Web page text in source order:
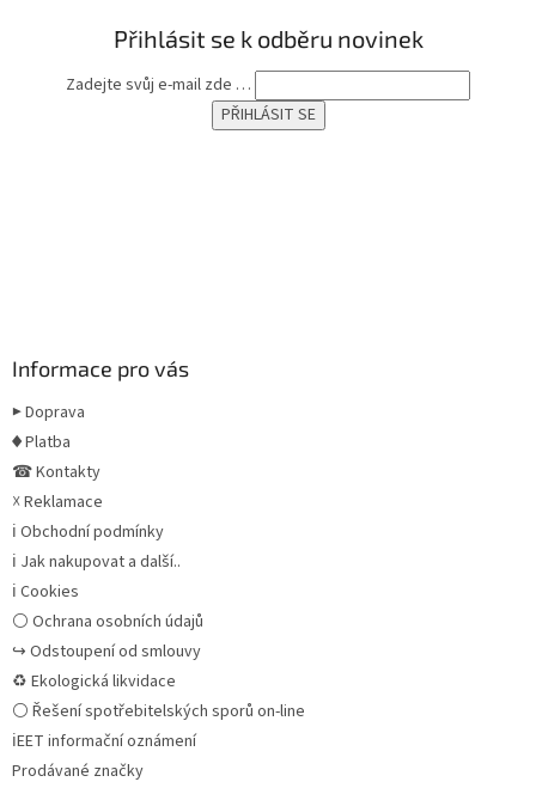
Přihlásit se k odběru novinek
Zadejte svůj e-mail zde …
Informace pro vás
▶ Doprava
♦ Platba
☎ Kontakty
☓ Reklamace
ℹ Obchodní podmínky
ℹ Jak nakupovat a další..
ℹ Cookies
⚪ Ochrana osobních údajů
↪ Odstoupení od smlouvy
♻ Ekologická likvidace
⚪ Řešení spotřebitelských sporů on-line
ℹEET informační oznámení
Prodávané značky